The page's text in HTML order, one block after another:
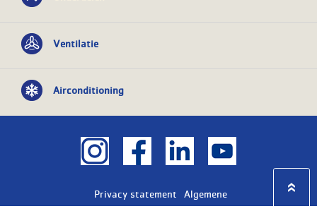
Ventilatie
Airconditioning
Privacy statement
Algemene